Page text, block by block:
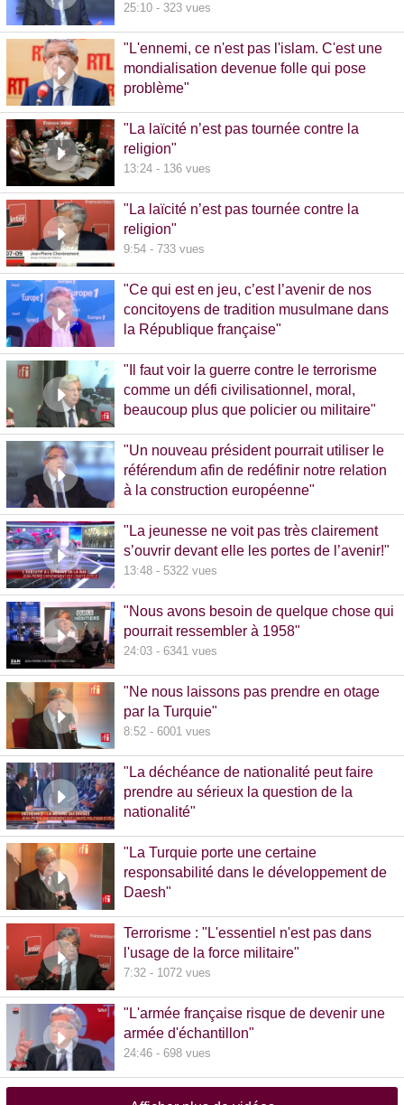
25:10 - 323 vues
"L'ennemi, ce n'est pas l'islam. C'est une
mondialisation devenue folle qui pose
problème"
"La laïcité n’est pas tournée contre la
religion"
13:24 - 136 vues
"La laïcité n’est pas tournée contre la
religion"
9:54 - 733 vues
"Ce qui est en jeu, c’est l’avenir de nos
concitoyens de tradition musulmane dans
la République française"
"Il faut voir la guerre contre le terrorisme
comme un défi civilisationnel, moral,
beaucoup plus que policier ou militaire"
"Un nouveau président pourrait utiliser le
référendum afin de redéfinir notre relation
à la construction européenne"
"La jeunesse ne voit pas très clairement
s’ouvrir devant elle les portes de l’avenir!"
13:48 - 5322 vues
"Nous avons besoin de quelque chose qui
pourrait ressembler à 1958"
24:03 - 6341 vues
"Ne nous laissons pas prendre en otage
par la Turquie"
8:52 - 6001 vues
"La déchéance de nationalité peut faire
prendre au sérieux la question de la
nationalité"
"La Turquie porte une certaine
responsabilité dans le développement de
Daesh"
Terrorisme : "L'essentiel n'est pas dans
l'usage de la force militaire"
7:32 - 1072 vues
"L'armée française risque de devenir une
armée d'échantillon"
24:46 - 698 vues